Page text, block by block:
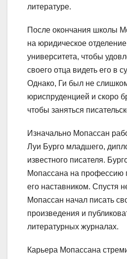
литературе.
После окончания школы
на юридическое
университета, чтобы
своего отца видеть его в
Однако, Ги был не
юриспруденцией и скоро
чтобы заняться
Изначально Мопассан
Луи Бурго младшего,
известного писателя.
Мопассана на профессию
его наставником. Спустя
Мопассан начал писать
произведения и
литературных журналах.
Карьера Мопассана